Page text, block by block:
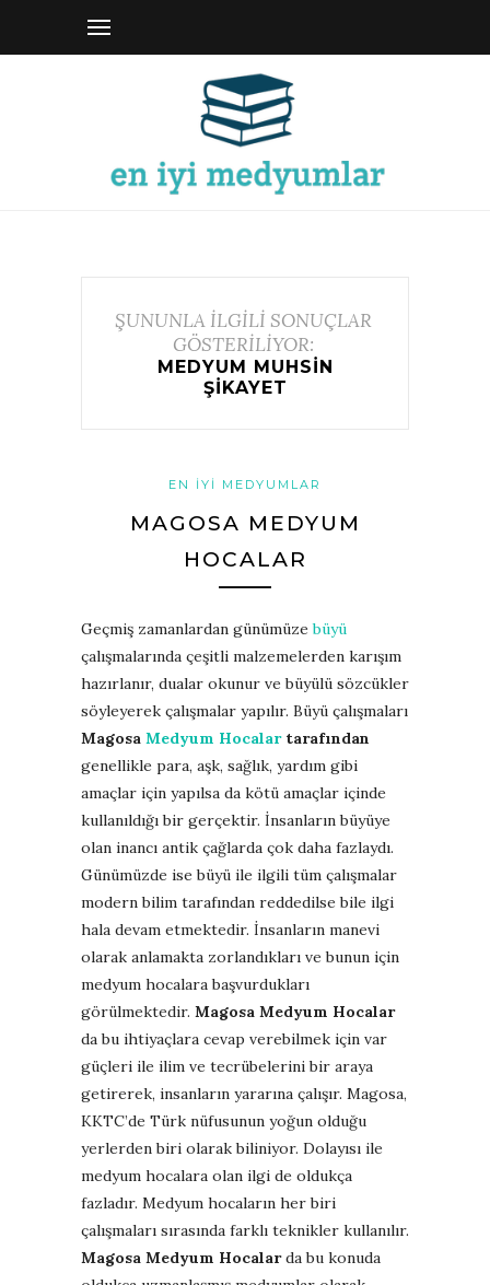
ŞUNUNLA İLGİLİ SONUÇLAR
GÖSTERİLİYOR:
MEDYUM MUHSIN
ŞIKAYET
EN İYI MEDYUMLAR
MAGOSA MEDYUM
HOCALAR
Geçmiş zamanlardan günümüzebüyü
çalışmalarında çeşitli malzemelerden karışım
hazırlanır, dualar okunur ve büyülü sözcükler
söyleyerek çalışmalar yapılır. Büyü çalışmaları
Magosa Medyum Hocalartarafından
genellikle para, aşk, sağlık, yardım gibi
amaçlar için yapılsa da kötü amaçlar içinde
kullanıldığı bir gerçektir. İnsanların büyüye
olan inancı antik çağlarda çok daha fazlaydı.
Günümüzde ise büyü ile ilgili tüm çalışmalar
modern bilim tarafından reddedilse bile ilgi
hala devam etmektedir. İnsanların manevi
olarak anlamakta zorlandıkları ve bunun için
medyum hocalara başvurdukları
görülmektedir. Magosa Medyum Hocalar
da bu ihtiyaçlara cevap verebilmek için var
güçleri ile ilim ve tecrübelerini bir araya
getirerek, insanların yararına çalışır. Magosa,
KKTC’de Türk nüfusunun yoğun olduğu
yerlerden biri olarak biliniyor. Dolayısı ile
medyum hocalara olan ilgi de oldukça
fazladır. Medyum hocaların her biri
çalışmaları sırasında farklı teknikler kullanılır.
Magosa Medyum Hocalarda bu konuda